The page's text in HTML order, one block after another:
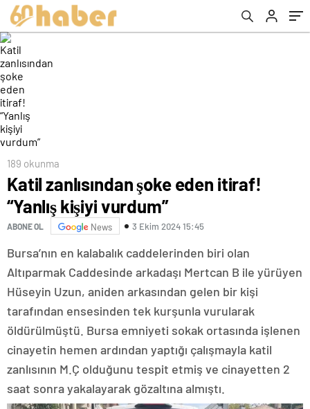
189 okunma
Katil zanlısından şoke eden itiraf!
“Yanlış kişiyi vurdum”
ABONE OL News 3 Ekim 2024 15:45
Bursa’nın en kalabalık caddelerinden biri olan
Altıparmak Caddesinde arkadaşı Mertcan B ile yürüyen
Hüseyin Uzun, aniden arkasından gelen bir kişi
tarafından ensesinden tek kurşunla vurularak
öldürülmüştü. Bursa emniyeti sokak ortasında işlenen
cinayetin hemen ardından yaptığı çalışmayla katil
zanlısının M.Ç olduğunu tespit etmiş ve cinayetten 2
saat sonra yakalayarak gözaltına almıştı.